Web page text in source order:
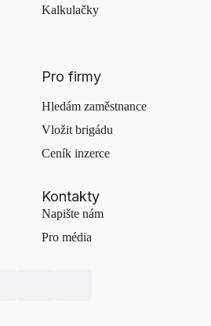
Kalkulačky
Pro firmy
Hledám zaměstnance
Vložit brigádu
Ceník inzerce
Kontakty
Napište nám
Pro média